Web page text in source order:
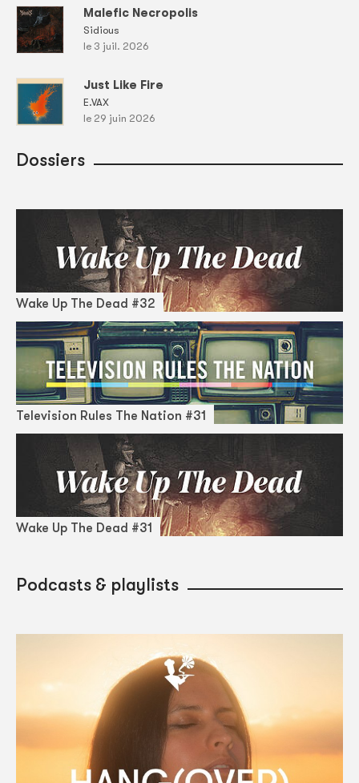
Malefic Necropolis
Sidious
le 3 juil. 2026
Just Like Fire
E.VAX
le 29 juin 2026
Dossiers
Wake Up The Dead #32
Television Rules The Nation #31
Wake Up The Dead #31
Podcasts & playlists